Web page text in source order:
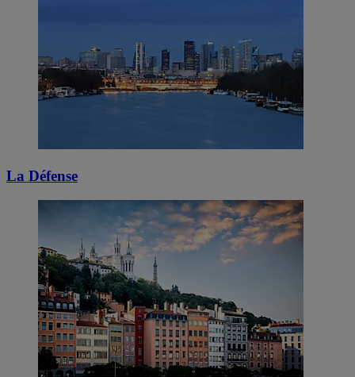
La Défense